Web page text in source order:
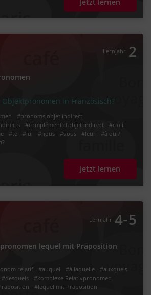
Lernjahr 2
in Französisch?
#pronoms objet indirect
#complément d'objet indirect
#c.o.i.
#te #lui #nous #vous #leur
#à qui?
Jetzt lernen
Lernjahr 4‐5
lequel mit Präposition
relatif #auquel #à laquelle
#auxquels
#desquels
#komplexe Relativpronomen
#lequel mit Präposition